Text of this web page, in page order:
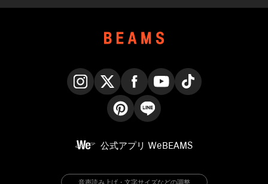
公式アプリ WeBEAMS
音声読み上げ・文字サイズなどの調整